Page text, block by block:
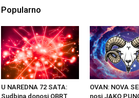
Popularno
U NAREDNA 72 SATA:
Sudbina donosi OBRT
OVAN: NOVA
nosi JAKO